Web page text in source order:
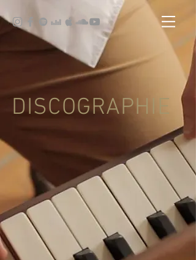
DISCOGRAPHIE